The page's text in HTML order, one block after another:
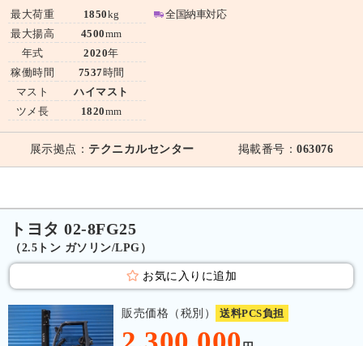
最大荷重
最大揚高
年式
稼働時間
マスト
ツメ長
1850kg
4500mm
2020年
7537時間
ハイマスト
1820mm
全国納車対応
展示拠点： テクニカルセンター 掲載番号：063076
トヨタ 02-8FG25
（2.5トン ガソリン/LPG）
お気に入りに追加
販売価格（税別） 送料PCS負担